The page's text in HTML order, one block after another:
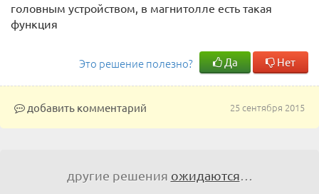
головным устройством, в магнитолле есть такая
функция
Это решение полезно? Да Нет
25 сентября 2015
добавить комментарий
другие решения ожидаются